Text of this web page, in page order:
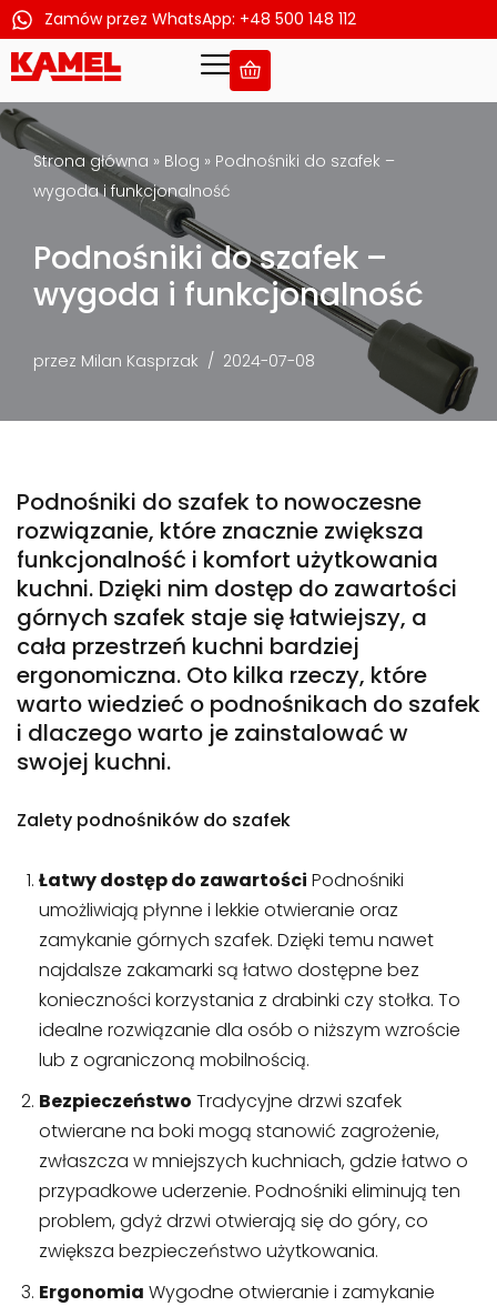
Przejdź
treści
Zamów przez WhatsApp: +48 500 148 112
Strona główna » Blog » Podnośniki do szafek –
wygoda i funkcjonalność
Podnośniki do szafek –
wygoda i funkcjonalność
przez Milan Kasprzak 2024-07-08
Podnośniki do szafek to nowoczesne
rozwiązanie, które znacznie zwiększa
funkcjonalność i komfort użytkowania
kuchni. Dzięki nim dostęp do zawartości
górnych szafek staje się łatwiejszy, a
cała przestrzeń kuchni bardziej
ergonomiczna. Oto kilka rzeczy, które
warto wiedzieć o podnośnikach do szafek
i dlaczego warto je zainstalować w
swojej kuchni.
Zalety podnośników do szafek
Łatwy dostęp do zawartości Podnośniki
umożliwiają płynne i lekkie otwieranie oraz
zamykanie górnych szafek. Dzięki temu nawet
najdalsze zakamarki są łatwo dostępne bez
konieczności korzystania z drabinki czy stołka. To
idealne rozwiązanie dla osób o niższym wzroście
lub z ograniczoną mobilnością.
Bezpieczeństwo Tradycyjne drzwi szafek
otwierane na boki mogą stanowić zagrożenie,
zwłaszcza w mniejszych kuchniach, gdzie łatwo o
przypadkowe uderzenie. Podnośniki eliminują ten
problem, gdyż drzwi otwierają się do góry, co
zwiększa bezpieczeństwo użytkowania.
Ergonomia Wygodne otwieranie i zamykanie